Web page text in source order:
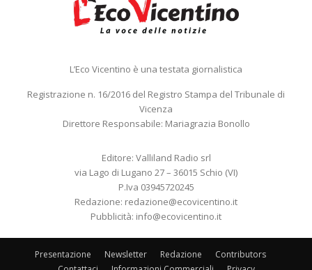
L’Eco Vicentino è una testata giornalistica
Registrazione n. 16/2016 del Registro Stampa del Tribunale di
Vicenza
Direttore Responsabile: Mariagrazia Bonollo
Editore: Valliland Radio srl
via Lago di Lugano 27 – 36015 Schio (VI)
P.Iva 03945720245
Redazione: redazione@ecovicentino.it
Pubblicità: info@ecovicentino.it
Presentazione Newsletter Redazione
Contributors